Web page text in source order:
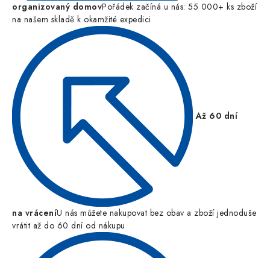
organizovaný domovPořádek začíná u nás: 55 000+ ks zboží
na našem skladě k okamžité expedici
Až 60 dní
na vráceníU nás můžete nakupovat bez obav a zboží jednoduše
vrátit až do 60 dní od nákupu